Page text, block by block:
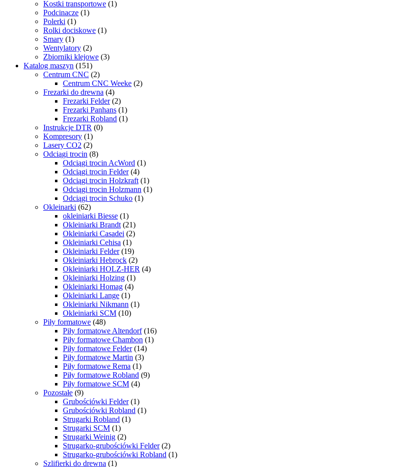
Kostki transportowe (1)
Podcinacze (1)
Polerki (1)
Rolki dociskowe (1)
Smary (1)
Wentylatory (2)
Zbiorniki klejowe (3)
Katalog maszyn (151)
Centrum CNC (2)
Centrum CNC Weeke (2)
Frezarki do drewna (4)
Frezarki Felder (2)
Frezarki Panhans (1)
Frezarki Robland (1)
Instrukcje DTR (0)
Kompresory (1)
Lasery CO2 (2)
Odciągi trocin (8)
Odciągi trocin AcWord (1)
Odciągi trocin Felder (4)
Odciągi trocin Holzkraft (1)
Odciągi trocin Holzmann (1)
Odciągi trocin Schuko (1)
Okleinarki (62)
okleiniarki Biesse (1)
Okleiniarki Brandt (21)
Okleiniarki Casadei (2)
Okleiniarki Cehisa (1)
Okleiniarki Felder (19)
Okleiniarki Hebrock (2)
Okleiniarki HOLZ-HER (4)
Okleiniarki Holzing (1)
Okleiniarki Homag (4)
Okleiniarki Lange (1)
Okleiniarki Nikmann (1)
Okleiniarki SCM (10)
Piły formatowe (48)
Piły formatowe Altendorf (16)
Piły formatowe Chambon (1)
Piły formatowe Felder (14)
Piły formatowe Martin (3)
Piły formatowe Rema (1)
Piły formatowe Robland (9)
Piły formatowe SCM (4)
Pozostałe (9)
Grubościówki Felder (1)
Grubościówki Robland (1)
Strugarki Robland (1)
Strugarki SCM (1)
Strugarki Weinig (2)
Strugarko-grubościówki Felder (2)
Strugarko-grubościówki Robland (1)
Szlifierki do drewna (1)